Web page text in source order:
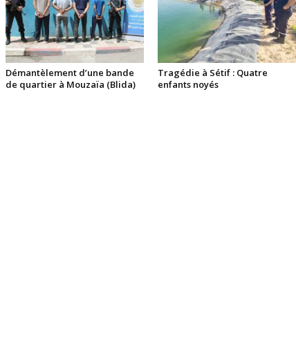
Démantèlement d’une bande
de quartier à Mouzaïa (Blida)
Tragédie à Sétif : Quatre
enfants noyés